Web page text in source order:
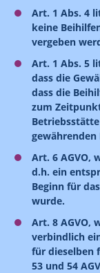
Art. 1 Abs. 4
keine
vergeben
Art. 1 Abs. 5
dass die
dass die
zum
Art. 6 AGVO,
d.h. ein
Beginn für
wurde.
Art. 8 AGVO,
verbindlich
für dieselben
53 und 54